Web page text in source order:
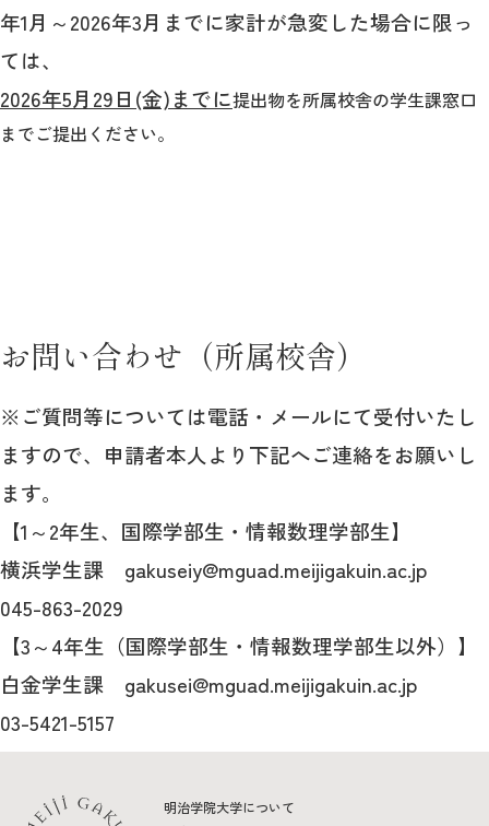
年1月～2026年3月までに家計が急変した場合に限っ
ては、
2026年5月29日(金)までに提出物を所属校舎の学生課窓口
までご提出ください。
お問い合わせ（所属校舎）
※ご質問等については電話・メールにて受付いたし
ますので、申請者本人より下記へご連絡をお願いし
ます。
【1～2年生、国際学部生・情報数理学部生】
横浜学生課 gakuseiy@mguad.meijigakuin.ac.jp
045-863-2029
【3～4年生（国際学部生・情報数理学部生以外）】
白金学生課 gakusei@mguad.meijigakuin.ac.jp
03-5421-5157
明治学院大学について